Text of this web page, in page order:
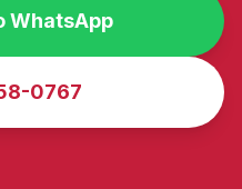
WhatsApp
0767